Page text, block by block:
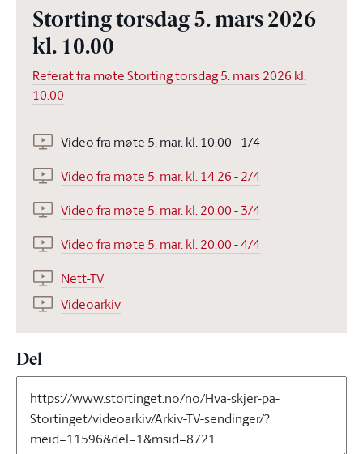
Storting torsdag 5. mars 2026
kl. 10.00
Referat fra møte Storting torsdag 5. mars 2026 kl.
10.00
Video fra møte 5. mar. kl. 10.00 - 1/4
Video fra møte 5. mar. kl. 14.26 - 2/4
Video fra møte 5. mar. kl. 20.00 - 3/4
Video fra møte 5. mar. kl. 20.00 - 4/4
Nett-TV
Videoarkiv
Del